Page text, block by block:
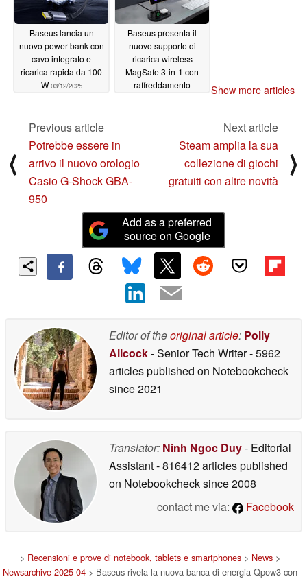
Baseus lancia un
nuovo power bank con
cavo integrato e
ricarica rapida da 100
W03/12/2025
Baseus presenta il
nuovo supporto di
ricarica wireless
MagSafe 3-in-1 con
raffreddamento
Show more articles
⟨
Previous article
Potrebbe essere in
arrivo il nuovo orologio
Casio G-Shock GBA-
950
Next article
Steam amplia la sua
collezione di giochi
gratuiti con altre novità
⟩
Add as a preferred
source on Google
Editor of theoriginal article: Polly
Allcock- Senior Tech Writer- 5962
articles published on Notebookcheck
since 2021
Translator: Ninh Ngoc Duy- Editorial
Assistant- 816412 articles published
on Notebookchecksince 2008
contact me via:
Facebook
> Recensioni e prove di notebook, tablets e smartphones > News >
Newsarchive 2025 04 > Baseus rivela la nuova banca di energia Qpow3 con